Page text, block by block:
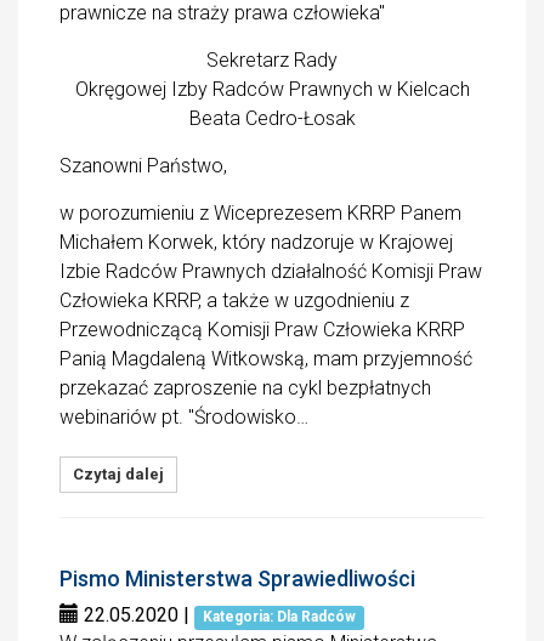
prawnicze na straży prawa człowieka"
Sekretarz Rady
Okręgowej Izby Radców Prawnych w Kielcach
Beata Cedro-Łosak
Szanowni Państwo,
w porozumieniu z Wiceprezesem KRRP Panem
Michałem Korwek, który nadzoruje w Krajowej
Izbie Radców Prawnych działalność Komisji Praw
Człowieka KRRP, a także w uzgodnieniu z
Przewodniczącą Komisji Praw Człowieka KRRP
Panią Magdaleną Witkowską, mam przyjemność
przekazać zaproszenie na cykl bezpłatnych
webinariów pt. "Środowisko…
Czytaj dalej
Pismo Ministerstwa Sprawiedliwości
22.05.2020 | Kategoria: Dla Radców